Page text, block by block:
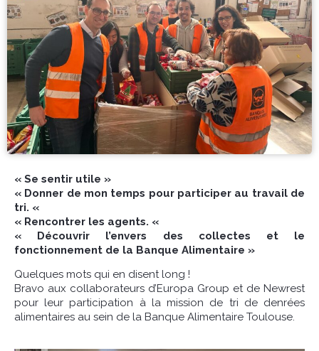
« Se sentir utile »
« Donner de mon temps pour participer au travail de
tri. «
« Rencontrer les agents. «
« Découvrir l’envers des collectes et le
fonctionnement de la Banque Alimentaire »
Quelques mots qui en disent long !
Bravo aux collaborateurs d’Europa Group et de Newrest
pour leur participation à la mission de tri de denrées
alimentaires au sein de la Banque Alimentaire Toulouse.